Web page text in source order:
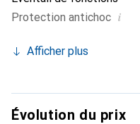
Protection antichoc i
Afficher plus
Évolution du prix